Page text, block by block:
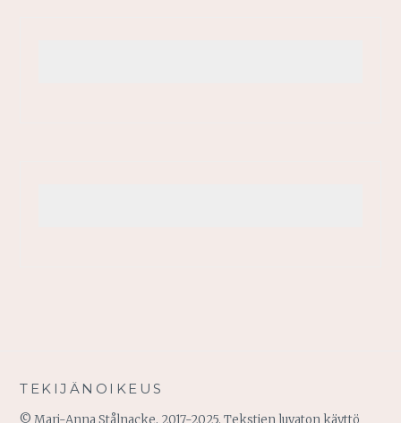
TEKIJÄNOIKEUS
© Mari-Anna Stålnacke, 2017-2025. Tekstien luvaton käyttö